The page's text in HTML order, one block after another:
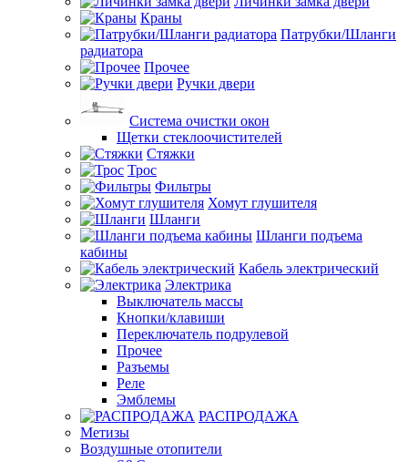
Краны
Патрубки/Шланги
радиатора
Прочее
Ручки двери
Система очистки окон
Щетки стеклоочистителей
Стяжки
Трос
Фильтры
Хомут глушителя
Шланги
Шланги подъема
кабины
Кабель электрический
Электрика
Выключатель массы
Кнопки/клавиши
Переключатель подрулевой
Прочее
Разъемы
Реле
Эмблемы
РАСПРОДАЖА
Метизы
Воздушные отопители